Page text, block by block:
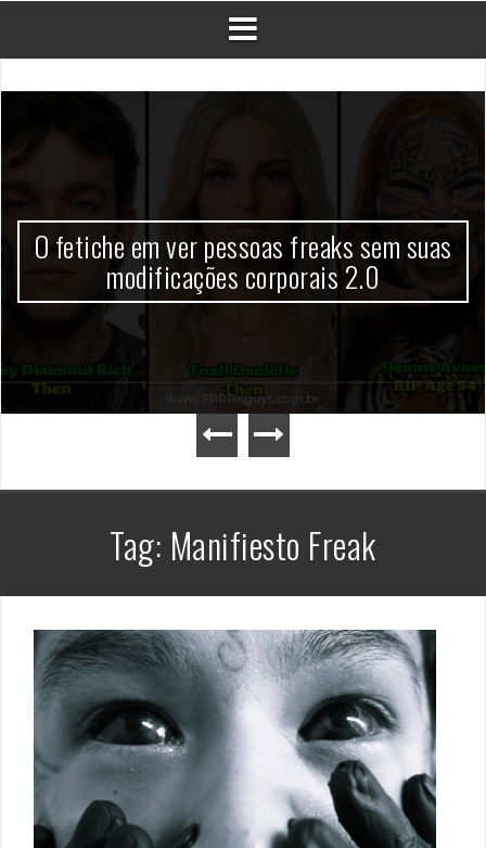
O fetiche em ver pessoas freaks sem suas
modificações corporais 2.0
Tag: Manifiesto Freak